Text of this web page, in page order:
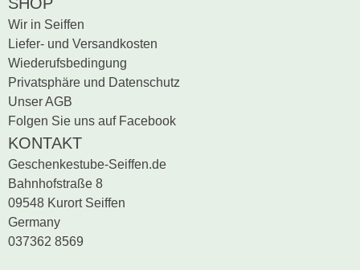
Wir in Seiffen
Liefer- und Versandkosten
Wiederufsbedingung
Privatsphäre und Datenschutz
Unser AGB
Folgen Sie uns auf Facebook
KONTAKT
Geschenkestube-Seiffen.de
Bahnhofstraße 8
09548 Kurort Seiffen
Germany
037362 8569